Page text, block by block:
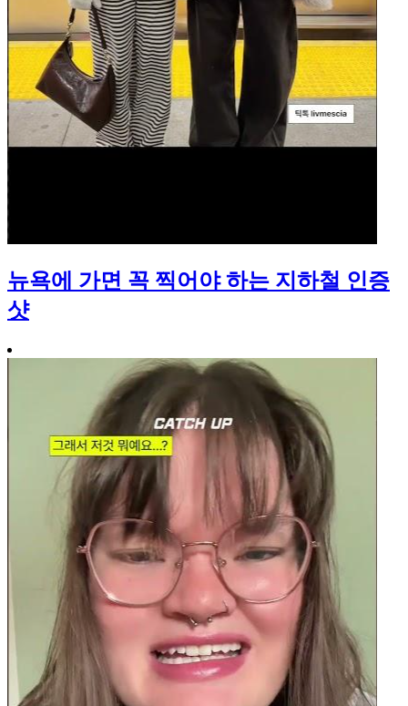
뉴욕에 가면 꼭 찍어야 하는 지하철 인증
샷